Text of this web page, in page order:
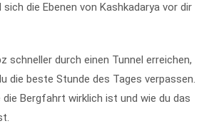
die Ebenen von Kashkadarya vor dir
schneller durch einen Tunnel erreichen,
die beste Stunde des Tages verpassen.
Bergfahrt wirklich ist und wie du das